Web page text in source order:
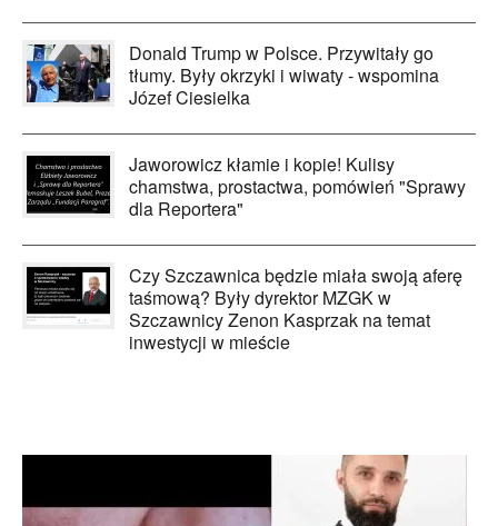
Donald Trump w Polsce. Przywitały go
tłumy. Były okrzyki i wiwaty - wspomina
Józef Ciesielka
Jaworowicz kłamie i kopie! Kulisy
chamstwa, prostactwa, pomówień "Sprawy
dla Reportera"
Czy Szczawnica będzie miała swoją aferę
taśmową? Były dyrektor MZGK w
Szczawnicy Zenon Kasprzak na temat
inwestycji w mieście